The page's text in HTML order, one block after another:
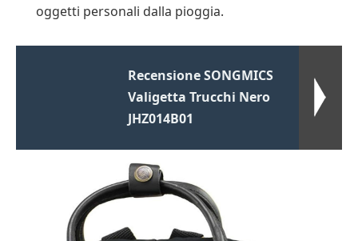
oggetti personali dalla pioggia.
Recensione SONGMICS
Valigetta Trucchi Nero
JHZ014B01